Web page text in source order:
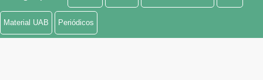
Ministério de Minas e Energia
Material UAB Periódicos